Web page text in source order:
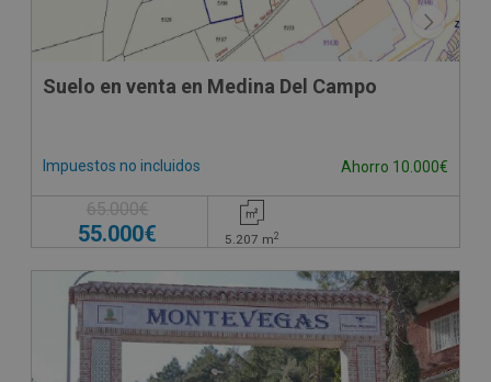
Suelo en venta en Medina Del Campo
Impuestos no incluidos Ahorro 10.000€
65.000€
55.000€ 5.207 m2